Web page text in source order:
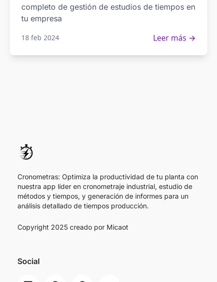
completo de gestión de estudios de tiempos en
tu empresa
18 feb 2024 Leer más →
Cronometras: Optimiza la productividad de tu planta con
nuestra app líder en cronometraje industrial, estudio de
métodos y tiempos, y generación de informes para un
análisis detallado de tiempos producción.
Copyright 2025 creado por Micaot
Social